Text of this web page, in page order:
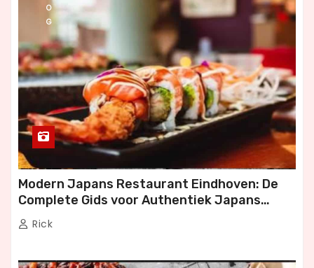
O
G
Modern Japans Restaurant Eindhoven: De
Complete Gids voor Authentiek Japans
Dineren
Rick